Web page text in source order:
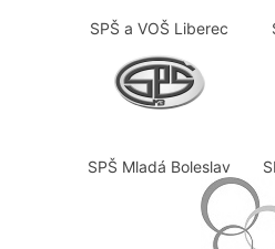
SPŠ a VOŠ Liberec
SPŠ Mladá Boleslav